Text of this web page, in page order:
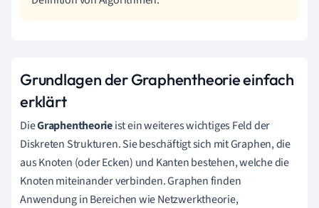
Grundlagen der Graphentheorie einfach
erklärt
DieGraphentheorieist ein weiteres wichtiges Feld der
Diskreten Strukturen. Sie beschäftigt sich mit Graphen, die
aus Knoten (oder Ecken) und Kanten bestehen, welche die
Knoten miteinander verbinden. Graphen finden
Anwendung in Bereichen wie Netzwerktheorie,